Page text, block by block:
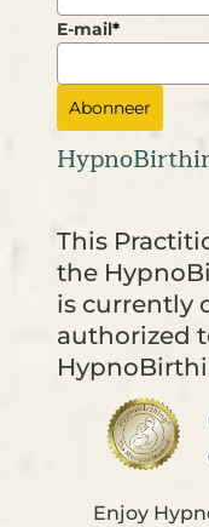
E-mail*
Abonneer
This
the
is currently
authorized
Enjoy